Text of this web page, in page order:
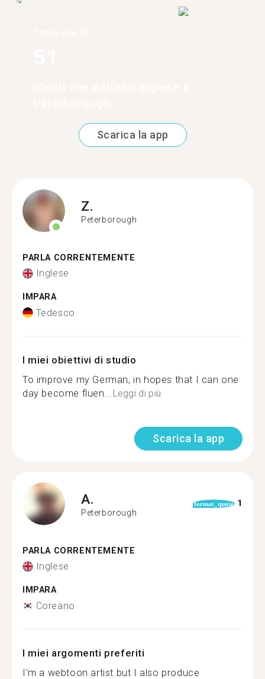
Scarica la app
Z.
Peterborough
PARLA CORRENTEMENTE
Inglese
IMPARA
Tedesco
I miei obiettivi di studio
To improve my German, in hopes that I can one
day become fluen... Leggi di più
Scarica la app
A.
Peterborough
format_quote 1
PARLA CORRENTEMENTE
Inglese
IMPARA
Coreano
I miei argomenti preferiti
I'm a webtoon artist but I also produce